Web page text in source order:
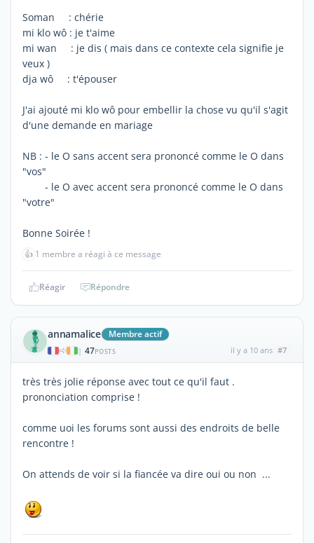
Soman : chérie
mi klo wô : je t'aime
mi wan : je dis ( mais dans ce contexte cela signifie je
veux )
dja wô : t'épouser
J'ai ajouté mi klo wô pour embellir la chose vu qu'il s'agit
d'une demande en mariage
NB : - le O sans accent sera prononcé comme le O dans
"vos"
- le O avec accent sera prononcé comme le O dans
"votre"
Bonne Soirée !
👍 1 membre a réagi à ce message
Réagir Répondre
annamalice Membre actif
| 47POSTS il y a 10 ans #7
très très jolie réponse avec tout ce qu'il faut .
prononciation comprise !
comme uoi les forums sont aussi des endroits de belle
rencontre !
On attends de voir si la fiancée va dire oui ou non ...